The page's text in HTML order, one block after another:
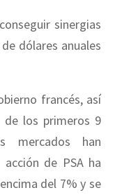
sinergias
dólares anuales
francés, así
los primeros 9
mercados han
de PSA ha
del 7% y se